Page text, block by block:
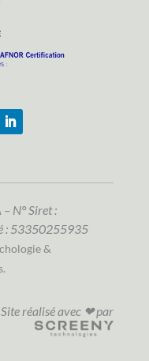
N° Siret :
: 53350255935
&
Site réalisé avec ❤ par